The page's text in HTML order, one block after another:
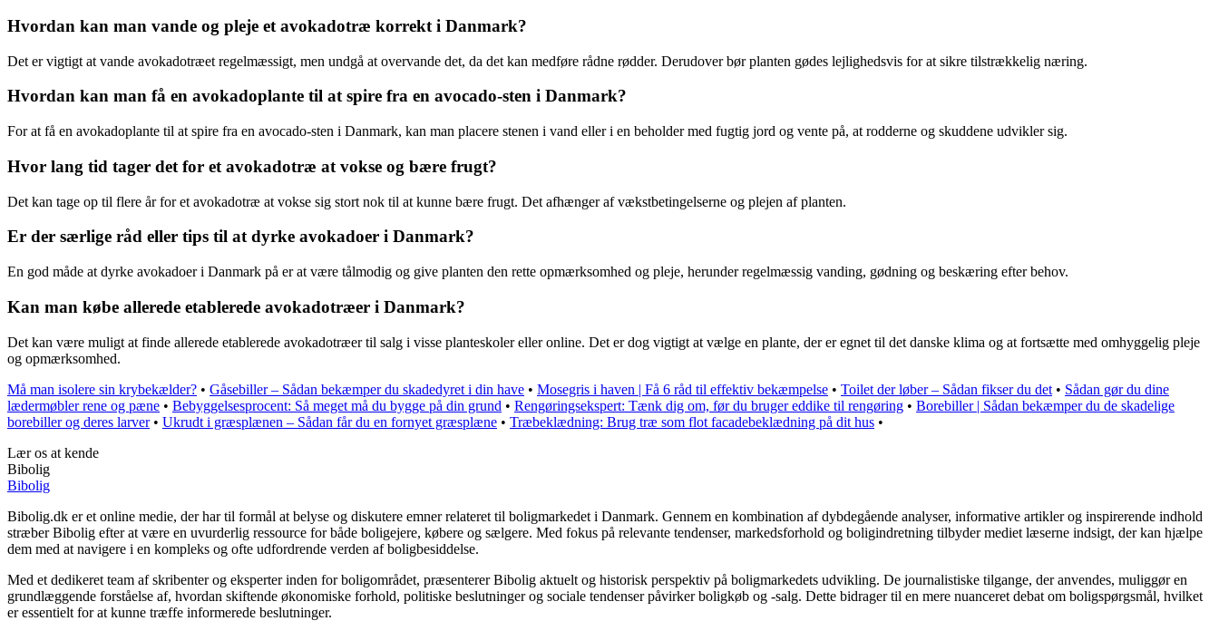
Hvordan kan man vande og pleje et avokadotræ korrekt i Danmark?
Det er vigtigt at vande avokadotræet regelmæssigt, men undgå at overvande det, da det kan medføre rådne rødder. Derudover bør planten gødes lejlighedsvis for at sikre tilstrækkelig næring.
Hvordan kan man få en avokadoplante til at spire fra en avocado-sten i Danmark?
For at få en avokadoplante til at spire fra en avocado-sten i Danmark, kan man placere stenen i vand eller i en beholder med fugtig jord og vente på, at rodderne og skuddene udvikler sig.
Hvor lang tid tager det for et avokadotræ at vokse og bære frugt?
Det kan tage op til flere år for et avokadotræ at vokse sig stort nok til at kunne bære frugt. Det afhænger af vækstbetingelserne og plejen af planten.
Er der særlige råd eller tips til at dyrke avokadoer i Danmark?
En god måde at dyrke avokadoer i Danmark på er at være tålmodig og give planten den rette opmærksomhed og pleje, herunder regelmæssig vanding, gødning og beskæring efter behov.
Kan man købe allerede etablerede avokadotræer i Danmark?
Det kan være muligt at finde allerede etablerede avokadotræer til salg i visse planteskoler eller online. Det er dog vigtigt at vælge en plante, der er egnet til det danske klima og at fortsætte med omhyggelig pleje
og opmærksomhed.
Må man isolere sin krybekælder? • Gåsebiller – Sådan bekæmper du skadedyret i din have • Mosegris i haven | Få 6 råd til effektiv bekæmpelse • Toilet der løber – Sådan fikser du det • Sådan gør du dine
lædermøbler rene og pæne • Bebyggelsesprocent: Så meget må du bygge på din grund • Rengøringsekspert: Tænk dig om, før du bruger eddike til rengøring • Borebiller | Sådan bekæmper du de skadelige
borebiller og deres larver• Ukrudt i græsplænen – Sådan får du en fornyet græsplæne • Træbeklædning: Brug træ som flot facadebeklædning på dit hus •
Lær os at kende
Bibolig
Bibolig
Bibolig.dk er et online medie, der har til formål at belyse og diskutere emner relateret til boligmarkedet i Danmark. Gennem en kombination af dybdegående analyser, informative artikler og inspirerende indhold
stræber Bibolig efter at være en uvurderlig ressource for både boligejere, købere og sælgere. Med fokus på relevante tendenser, markedsforhold og boligindretning tilbyder mediet læserne indsigt, der kan hjælpe
dem med at navigere i en kompleks og ofte udfordrende verden af boligbesiddelse.
Med et dedikeret team af skribenter og eksperter inden for boligområdet, præsenterer Bibolig aktuelt og historisk perspektiv på boligmarkedets udvikling. De journalistiske tilgange, der anvendes, muliggør en
grundlæggende forståelse af, hvordan skiftende økonomiske forhold, politiske beslutninger og sociale tendenser påvirker boligkøb og -salg. Dette bidrager til en mere nuanceret debat om boligspørgsmål, hvilket
er essentielt for at kunne træffe informerede beslutninger.